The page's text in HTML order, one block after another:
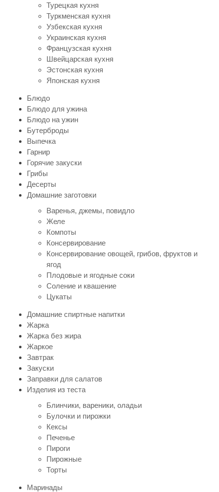
Турецкая кухня
Туркменская кухня
Узбекская кухня
Украинская кухня
Французская кухня
Швейцарская кухня
Эстонская кухня
Японская кухня
Блюдо
Блюдо для ужина
Блюдо на ужин
Бутерброды
Выпечка
Гарнир
Горячие закуски
Грибы
Десерты
Домашние заготовки
Варенья, джемы, повидло
Желе
Компоты
Консервирование
Консервирование овощей, грибов, фруктов и
ягод
Плодовые и ягодные соки
Соление и квашение
Цукаты
Домашние спиртные напитки
Жарка
Жарка без жира
Жаркое
Завтрак
Закуски
Заправки для салатов
Изделия из теста
Блинчики, вареники, оладьи
Булочки и пирожки
Кексы
Печенье
Пироги
Пирожные
Торты
Маринады